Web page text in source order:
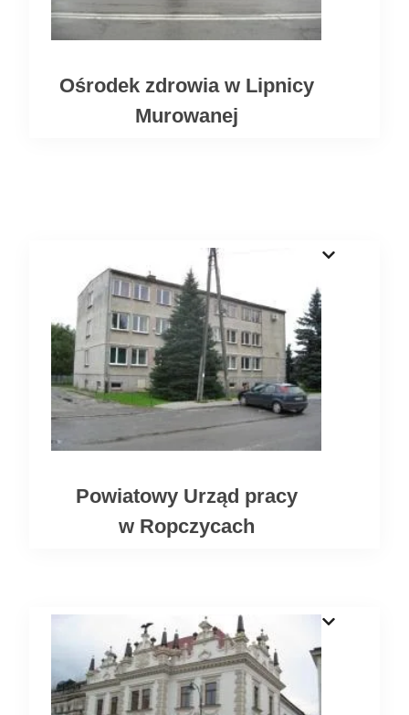
Ośrodek zdrowia w Lipnicy
Murowanej
Powiatowy Urząd pracy
w Ropczycach